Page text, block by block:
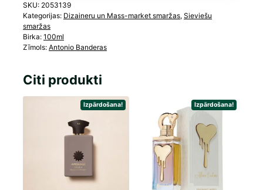
SKU: 2053139
Kategorijas: Dizaineru un Mass-market smaržas, Sieviešu
smaržas
Birka: 100ml
Zīmols: Antonio Banderas
Citi produkti
Izpārdošana! Izpārdošana!